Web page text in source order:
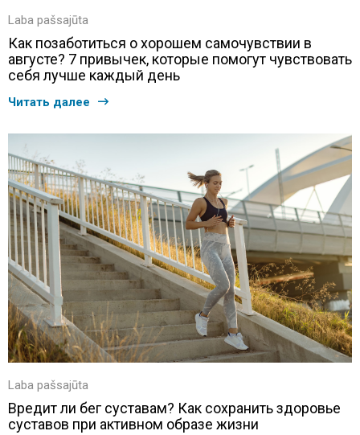
Laba pašsajūta
Как позаботиться о хорошем самочувствии в
августе? 7 привычек, которые помогут чувствовать
себя лучше каждый день
Читать далее
Laba pašsajūta
Вредит ли бег суставам? Как сохранить здоровье
суставов при активном образе жизни